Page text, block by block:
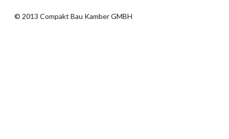
© 2013 Compakt Bau Kamber GMBH